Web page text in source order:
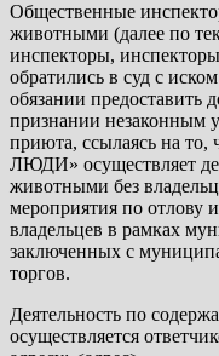
Общественные
животными (далее по
инспекторы,
обратились в суд с
обязании предоставить
признании незаконным
приюта, ссылаясь на
ЛЮДИ» осуществляет
животными без
мероприятия по отлову
владельцев в рамках
заключенных с
торгов.
Деятельность по
осуществляется